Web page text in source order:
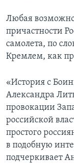
Любая
причастности
самолета, по
Кремлем, как
«История с
Александра
провокации
российской
простого
в подобную
подчеркивает